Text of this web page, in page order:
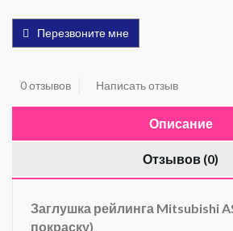
Перезвоните мне
0 отзывов Написать отзыв
Описание
Отзывов (0)
Заглушка рейлинга Mitsubishi
покраску)